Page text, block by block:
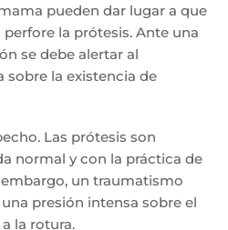
pueden dar lugar a que
la prótesis. Ante una
se debe alertar al
sobre la existencia de
Las prótesis son
normal y con la práctica de
un traumatismo
presión intensa sobre el
la rotura.